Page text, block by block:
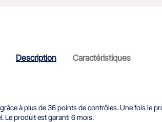
Description Caractéristiques
à plus de 36 points de contrôles. Une fois le
Le produit est garanti 6 mois.